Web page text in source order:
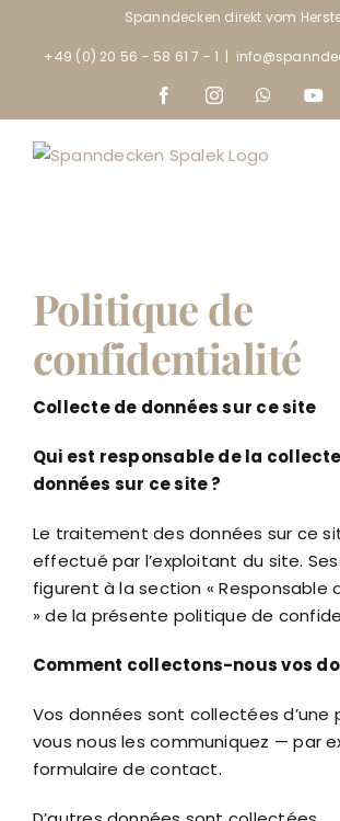
content
Spanndecken direkt vom
+49 (0) 20 56 - 58 61 7 - 1 |
FacebookInstagramWhatsApp
Politique de
confidentialité
Collecte de données sur ce site
Qui est responsable de la
données sur ce site ?
Le traitement des données sur ce
effectué par l’exploitant du site.
figurent à la section « Responsable
» de la présente politique de
Comment collectons-nous vos
Vos données sont collectées d’une
vous nous les communiquez — par
formulaire de contact.